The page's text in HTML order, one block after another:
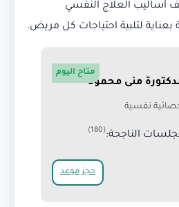
العلاج النفسي
لتلبية احتياجات كل مريض.
منى محمود
نفسية
الناجحة:(180)
متاح اليوم
حجز موعد